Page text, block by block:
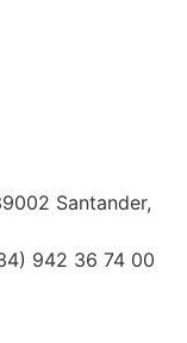
Santander,
942 36 74 00